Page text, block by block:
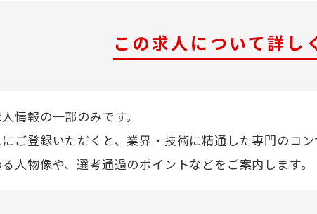
この求人について詳し
情報の一部のみです。
ご登録いただくと、業界・技術に精通した専門のコン
人物像や、選考通過のポイントなどをご案内します。